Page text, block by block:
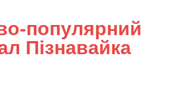
популярний
Пізнавайка